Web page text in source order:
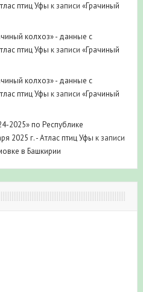
птиц Уфы к записи «Грачиный
колхоз» - данные с
птиц Уфы к записи «Грачиный
колхоз» - данные с
птиц Уфы к записи «Грачиный
2025» по Республике
2025 г. - Атлас птиц Уфы к записи
в Башкирии